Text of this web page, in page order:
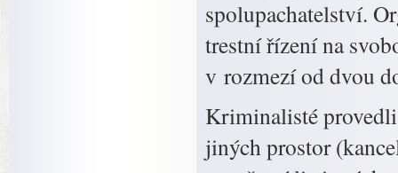
spolupachatelství.
trestní řízení na
v rozmezí od dvou
Kriminalisté
jiných prostor